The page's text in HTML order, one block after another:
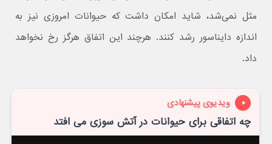
مثل نمی‌شد، شاید امکان داشت که حیوانات امروزی نیز به
اندازه دایناسور رشد کنند. هرچند این اتفاق هرگز رخ نخواهد
داد.
ویدیوی پیشنهادی
چه اتفاقی برای حیوانات در آتش سوزی می افتد